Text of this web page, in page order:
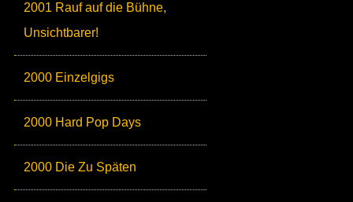
2001 Rauf auf die Bühne,
Unsichtbarer!
2000 Einzelgigs
2000 Hard Pop Days
2000 Die Zu Späten